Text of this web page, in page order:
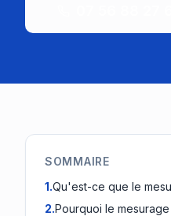
SOMMAIRE
1.Qu'est-ce que le
2.Pourquoi le